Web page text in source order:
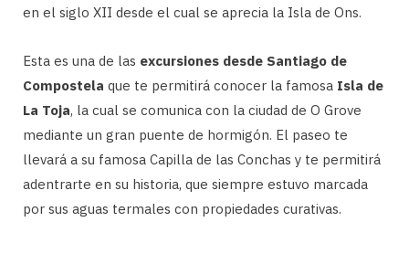
en el siglo XII desde el cual se aprecia la Isla de Ons.
Esta es una de las excursiones desde Santiago de
Compostela que te permitirá conocer la famosa Isla de
La Toja, la cual se comunica con la ciudad de O Grove
mediante un gran puente de hormigón. El paseo te
llevará a su famosa Capilla de las Conchas y te permitirá
adentrarte en su historia, que siempre estuvo marcada
por sus aguas termales con propiedades curativas.